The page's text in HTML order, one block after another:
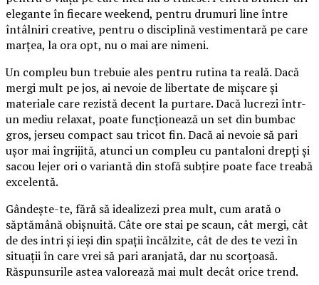
elegante în fiecare weekend, pentru drumuri line între
întâlniri creative, pentru o disciplină vestimentară pe care
marțea, la ora opt, nu o mai are nimeni.
Un compleu bun trebuie ales pentru rutina ta reală. Dacă
mergi mult pe jos, ai nevoie de libertate de mișcare și
materiale care rezistă decent la purtare. Dacă lucrezi într-
un mediu relaxat, poate funcționează un set din bumbac
gros, jerseu compact sau tricot fin. Dacă ai nevoie să pari
ușor mai îngrijită, atunci un compleu cu pantaloni drepți și
sacou lejer ori o variantă din stofă subțire poate face treabă
excelentă.
Gândește-te, fără să idealizezi prea mult, cum arată o
săptămână obișnuită. Câte ore stai pe scaun, cât mergi, cât
de des intri și ieși din spații încălzite, cât de des te vezi în
situații în care vrei să pari aranjată, dar nu scorțoasă.
Răspunsurile astea valorează mai mult decât orice trend.